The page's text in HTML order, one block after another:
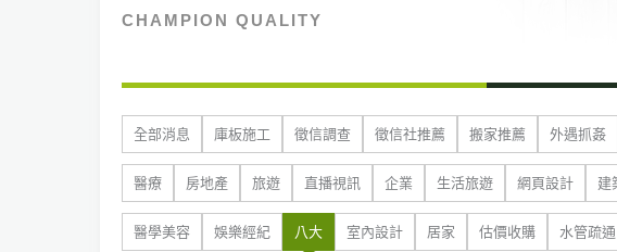
CHAMPION QUALITY
全部消息 庫板施工 徵信調查 徵信社推薦 搬家推薦 外遇抓姦
醫療 房地產 旅遊 直播視訊 企業 生活旅遊 網頁設計 建
醫學美容 娛樂經紀 八大 室內設計 居家 估價收購 水管疏通